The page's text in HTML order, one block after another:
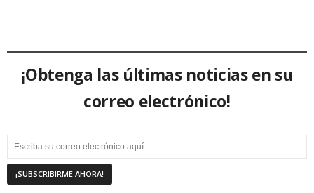
¡Obtenga las últimas noticias en su
correo electrónico!